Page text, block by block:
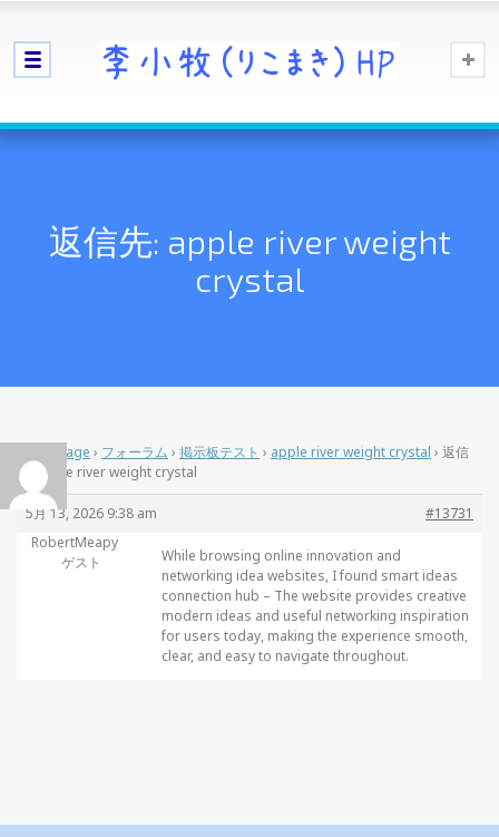
返信先: apple river weight
crystal
Home Page › フォーラム › 掲示板テスト › apple river weight crystal › 返信
先: apple river weight crystal
5月 13, 2026 9:38 am
#13731
RobertMeapy
ゲスト
While browsing online innovation and
networking idea websites, I found smart ideas
connection hub – The website provides creative
modern ideas and useful networking inspiration
for users today, making the experience smooth,
clear, and easy to navigate throughout.